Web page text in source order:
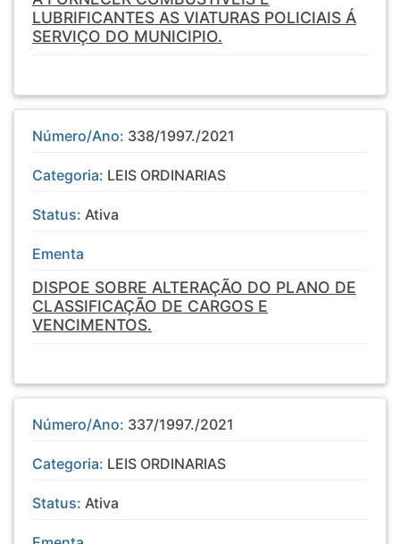
LUBRIFICANTES AS VIATURAS POLICIAIS Á
SERVIÇO DO MUNICIPIO.
Número/Ano: 338/1997./2021
Categoria: LEIS ORDINARIAS
Status: Ativa
Ementa
DISPOE SOBRE ALTERAÇÃO DO PLANO DE
CLASSIFICAÇÃO DE CARGOS E
VENCIMENTOS.
Número/Ano: 337/1997./2021
Categoria: LEIS ORDINARIAS
Status: Ativa